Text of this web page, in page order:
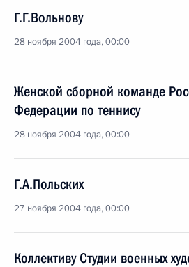
Г.Г.Вольнову
28 ноября 2004 года, 00:00
Женской сборной команде
Федерации по теннису
28 ноября 2004 года, 00:00
Г.А.Польских
27 ноября 2004 года, 00:00
Коллективу Студии военных